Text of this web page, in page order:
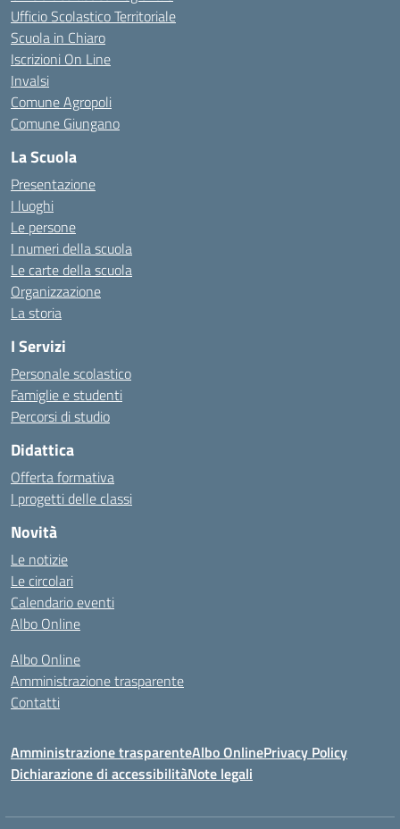
Ufficio Scolastico Territoriale
Scuola in Chiaro
Iscrizioni On Line
Invalsi
Comune Agropoli
Comune Giungano
La Scuola
Presentazione
I luoghi
Le persone
I numeri della scuola
Le carte della scuola
Organizzazione
La storia
I Servizi
Personale scolastico
Famiglie e studenti
Percorsi di studio
Didattica
Offerta formativa
I progetti delle classi
Novità
Le notizie
Le circolari
Calendario eventi
Albo Online
Albo Online
Amministrazione trasparente
Contatti
Amministrazione trasparenteAlbo OnlinePrivacy Policy
Dichiarazione di accessibilitàNote legali